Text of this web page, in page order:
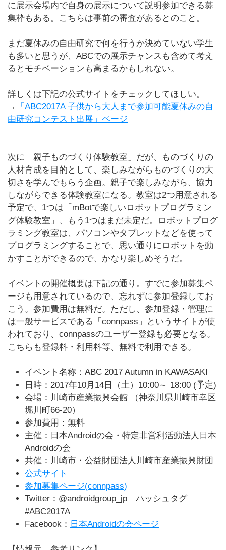
に展示会場内で自身の展示について説明参加できる募
集枠もある。こちらは事前の審査があるとのこと。
まだ夏休みの自由研究で何を行うか決めていない学生
も多いと思うが、ABCでの展示チャンスも含めて考え
るとモチベーションも高まるかもしれない。
詳しくは下記の公式サイトをチェックしてほしい。
→
「ABC2017A 子供から大人まで参加可能夏休みの自
由研究コンテスト出展」ページ
次に「親子ものづくり体験教室」だが、ものづくりの
人材育成を目的として、楽しみながらものづくりの大
切さを学んでもらう企画。親子で楽しみながら、協力
しながらできる体験教室になる。教室は2つ用意される
予定で、1つは「mBotで楽しいロボットプログラミン
グ体験教室」、もう1つはまだ未定だ。ロボットプログ
ラミング教室は、パソコンやタブレットなどを使って
プログラミングすることで、思い通りにロボットを動
かすことができるので、かなり楽しめそうだ。
イベントの開催概要は下記の通り。すでに参加募集ペ
ージも用意されているので、忘れずに参加登録してお
こう。参加費用は無料だ。ただし、参加登録・管理に
は一般サービスである「connpass」というサイトが使
われており、connpassのユーザー登録も必要となる。
こちらも登録料・利用料等、無料で利用できる。
イベント名称：ABC 2017 Autumn in KAWASAKI
日時：2017年10月14日（土）10:00～ 18:00 (予定)
会場：川崎市産業振興会館 （神奈川県川崎市幸区
堀川町66-20）
参加費用：無料
主催：日本Androidの会・特定非営利活動法人日本
Androidの会
共催：川崎市・公益財団法人川崎市産業振興財団
公式サイト
参加募集ページ(connpass)
Twitter：@androidgroup_jp ハッシュタグ
#ABC2017A
Facebook： 日本Androidの会ページ